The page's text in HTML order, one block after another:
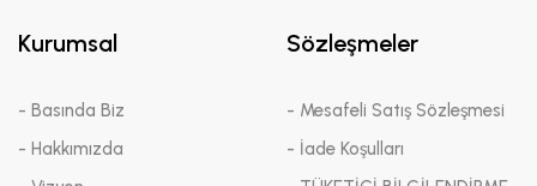
Kurumsal
- Basında Biz
- Hakkımızda
Sözleşmeler
- Mesafeli Satış Sözleşmesi
- İade Koşulları